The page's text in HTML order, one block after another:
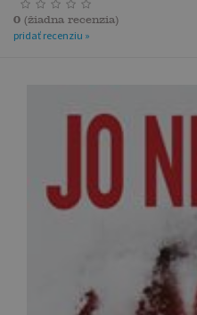
0 (žiadna recenzia)
pridať recenziu »